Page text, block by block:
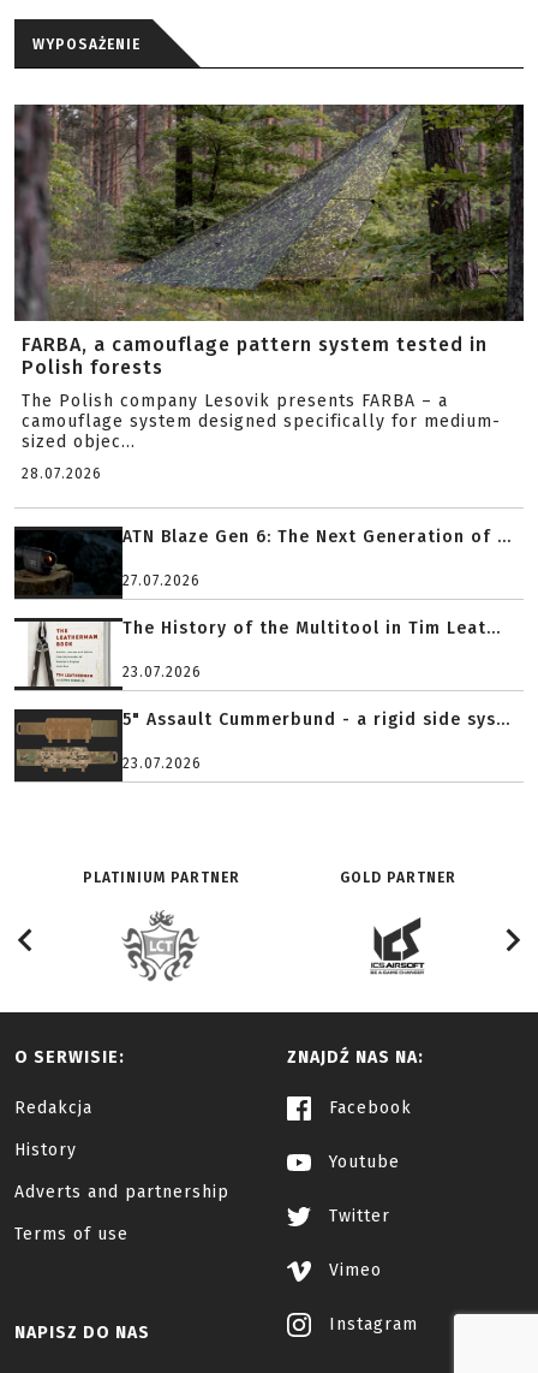
WYPOSAŻENIE
FARBA, a camouflage pattern system tested in
Polish forests
The Polish company Lesovik presents FARBA – a
camouflage system designed specifically for medium-
sized objec...
28.07.2026
ATN Blaze Gen 6: The Next Generation of ...
27.07.2026
The History of the Multitool in Tim Leat...
23.07.2026
5" Assault Cummerbund - a rigid side sys...
23.07.2026
PLATINIUM PARTNER GOLD PARTNER
O SERWISIE:
Redakcja
History
Adverts and partnership
Terms of use
ZNAJDŹ NAS NA:
Facebook
Youtube
Twitter
Vimeo
Instagram
NAPISZ DO NAS